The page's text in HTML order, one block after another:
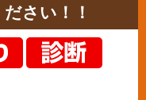
さい！！